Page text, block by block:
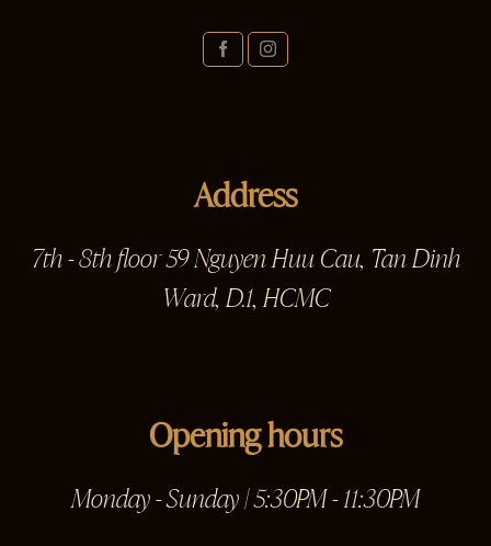
Address
7th - 8th floor 59 Nguyen Huu Cau, Tan Dinh
Ward, D.1, HCMC
Opening hours
Monday - Sunday | 5:30PM - 11:30PM